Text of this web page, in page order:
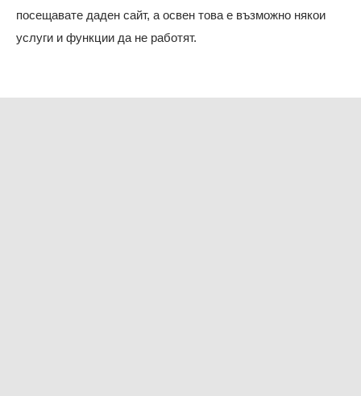
посещавате даден сайт, а освен това е възможно някои
услуги и функции да не работят.